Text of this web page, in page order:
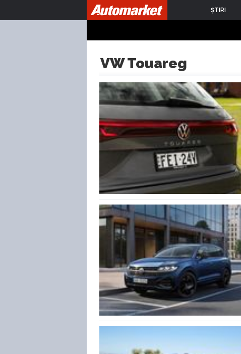
ŞTIRI
VW Touareg